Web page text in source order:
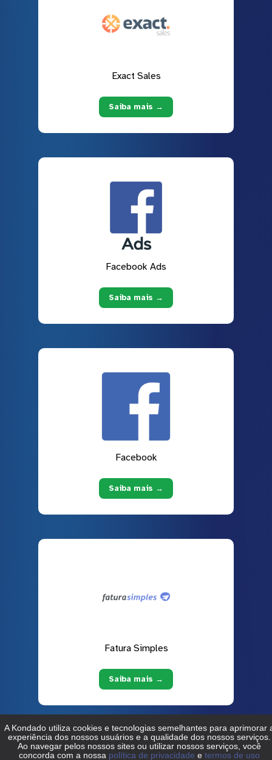
Exact Sales
Saiba mais →
Facebook Ads
Saiba mais →
Facebook
Saiba mais →
Fatura Simples
Saiba mais →